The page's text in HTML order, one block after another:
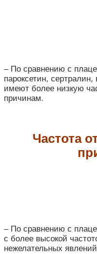
– По сравнению с
пароксетин,
имеют более низкую
причинам.
Частота
– По сравнению с
с более высокой
нежелательных